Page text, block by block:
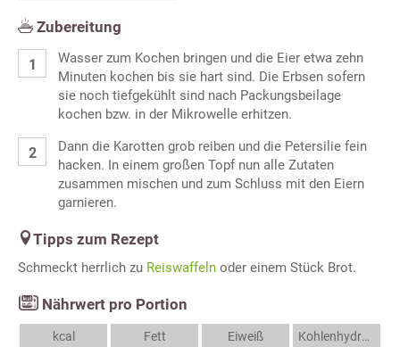
Zubereitung
Wasser zum Kochen bringen und die Eier etwa zehn
Minuten kochen bis sie hart sind. Die Erbsen sofern
sie noch tiefgekühlt sind nach Packungsbeilage
kochen bzw. in der Mikrowelle erhitzen.
Dann die Karotten grob reiben und die Petersilie fein
hacken. In einem großen Topf nun alle Zutaten
zusammen mischen und zum Schluss mit den Eiern
garnieren.
Tipps zum Rezept
Schmeckt herrlich zu Reiswaffeln oder einem Stück Brot.
Nährwert pro Portion
kcal Fett Eiweiß Kohlenhydrate